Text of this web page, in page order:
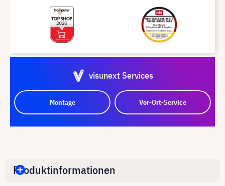
visunext Services
Montage Vor-Ort-Service
Produktinformationen